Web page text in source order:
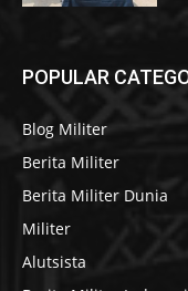
POPULAR
Blog Militer
Berita Militer
Berita Militer Dunia
Militer
Alutsista